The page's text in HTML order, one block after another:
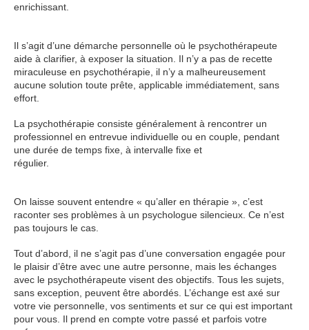
enrichissant.
Il s’agit d’une démarche personnelle où le psychothérapeute
aide à clarifier, à exposer la situation. Il n’y a pas de recette
miraculeuse en psychothérapie, il n’y a malheureusement
aucune solution toute prête, applicable immédiatement, sans
effort.
La psychothérapie consiste généralement à rencontrer un
professionnel en entrevue individuelle ou en couple, pendant
une durée de temps fixe, à intervalle fixe et
régulier.
On laisse souvent entendre « qu’aller en thérapie », c’est
raconter ses problèmes à un psychologue silencieux. Ce n’est
pas toujours le cas.
Tout d’abord, il ne s’agit pas d’une conversation engagée pour
le plaisir d’être avec une autre personne, mais les échanges
avec le psychothérapeute visent des objectifs. Tous les sujets,
sans exception, peuvent être abordés. L’échange est axé sur
votre vie personnelle, vos sentiments et sur ce qui est important
pour vous. Il prend en compte votre passé et parfois votre